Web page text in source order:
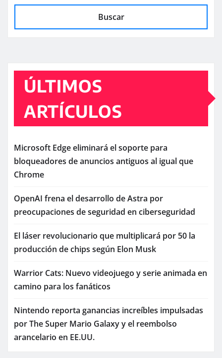
Buscar
ÚLTIMOS
ARTÍCULOS
Microsoft Edge eliminará el soporte para
bloqueadores de anuncios antiguos al igual que
Chrome
OpenAI frena el desarrollo de Astra por
preocupaciones de seguridad en ciberseguridad
El láser revolucionario que multiplicará por 50 la
producción de chips según Elon Musk
Warrior Cats: Nuevo videojuego y serie animada en
camino para los fanáticos
Nintendo reporta ganancias increíbles impulsadas
por The Super Mario Galaxy y el reembolso
arancelario en EE.UU.